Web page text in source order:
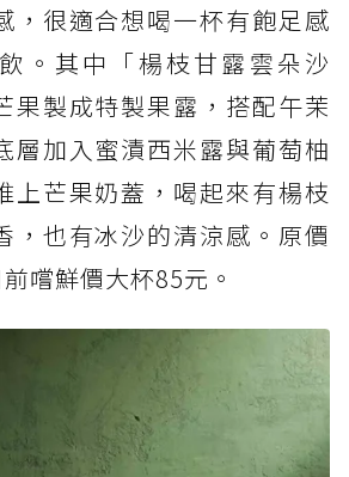
，很適合想喝一杯有飽足感
。其中「楊枝甘露雲朵沙
果製成特製果露，搭配午茉
層加入蜜漬西米露與葡萄柚
上芒果奶蓋，喝起來有楊枝
，也有冰沙的清涼感。原價
嚐鮮價大杯85元。